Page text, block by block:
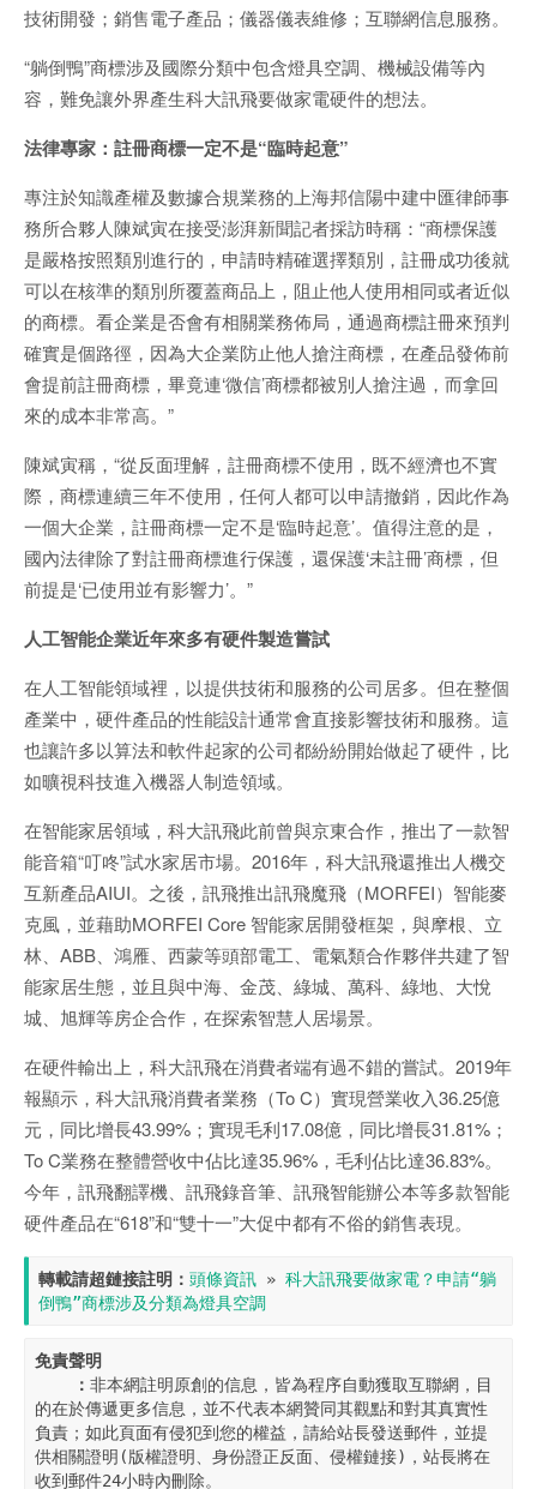
技術開發；銷售電子產品；儀器儀表維修；互聯網信息服務。
“躺倒鴨”商標涉及國際分類中包含燈具空調、機械設備等內
容，難免讓外界產生科大訊飛要做家電硬件的想法。
法律專家：註冊商標一定不是“臨時起意”
專注於知識產權及數據合規業務的上海邦信陽中建中匯律師事
務所合夥人陳斌寅在接受澎湃新聞記者採訪時稱：“商標保護
是嚴格按照類別進行的，申請時精確選擇類別，註冊成功後就
可以在核準的類別所覆蓋商品上，阻止他人使用相同或者近似
的商標。看企業是否會有相關業務佈局，通過商標註冊來預判
確實是個路徑，因為大企業防止他人搶注商標，在產品發佈前
會提前註冊商標，畢竟連‘微信’商標都被別人搶注過，而拿回
來的成本非常高。”
陳斌寅稱，“從反面理解，註冊商標不使用，既不經濟也不實
際，商標連續三年不使用，任何人都可以申請撤銷，因此作為
一個大企業，註冊商標一定不是‘臨時起意’。值得注意的是，
國內法律除了對註冊商標進行保護，還保護‘未註冊’商標，但
前提是‘已使用並有影響力’。”
人工智能企業近年來多有硬件製造嘗試
在人工智能領域裡，以提供技術和服務的公司居多。但在整個
產業中，硬件產品的性能設計通常會直接影響技術和服務。這
也讓許多以算法和軟件起家的公司都紛紛開始做起了硬件，比
如曠視科技進入機器人制造領域。
在智能家居領域，科大訊飛此前曾與京東合作，推出了一款智
能音箱“叮咚”試水家居市場。2016年，科大訊飛還推出人機交
互新產品AIUI。之後，訊飛推出訊飛魔飛（MORFEI）智能麥
克風，並藉助MORFEI Core 智能家居開發框架，與摩根、立
林、ABB、鴻雁、西蒙等頭部電工、電氣類合作夥伴共建了智
能家居生態，並且與中海、金茂、綠城、萬科、綠地、大悅
城、旭輝等房企合作，在探索智慧人居場景。
在硬件輸出上，科大訊飛在消費者端有過不錯的嘗試。2019年
報顯示，科大訊飛消費者業務（To C）實現營業收入36.25億
元，同比增長43.99%；實現毛利17.08億，同比增長31.81%；
To C業務在整體營收中佔比達35.96%，毛利佔比達36.83%。
今年，訊飛翻譯機、訊飛錄音筆、訊飛智能辦公本等多款智能
硬件產品在“618”和“雙十一”大促中都有不俗的銷售表現。
轉載請超鏈接註明： 頭條資訊 » 科大訊飛要做家電？申請“躺
倒鴨”商標涉及分類為燈具空調
免責聲明
    ：
非本網註明原創的信息，皆為程序自動獲取互聯網，目
的在於傳遞更多信息，並不代表本網贊同其觀點和對其真實性
負責；如此頁面有侵犯到您的權益，請給站長發送郵件，並提
供相關證明(版權證明、身份證正反面、侵權鏈接)，站長將在
收到郵件24小時內刪除。